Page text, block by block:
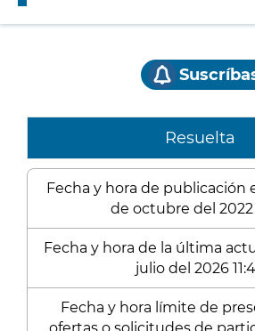
Resuelta
Fecha y hora de publicación
de octubre del 2022
Fecha y hora de la última
julio del 2026
Fecha y hora límite de